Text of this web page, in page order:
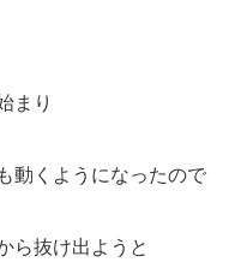
まり
動くようになったので
ら抜け出ようと